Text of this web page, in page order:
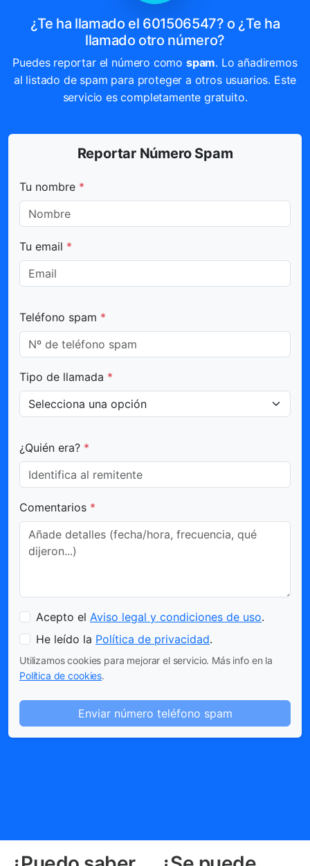
¿Te ha llamado el 601506547? o ¿Te ha
llamado otro número?
Puedes reportar el número como spam. Lo añadiremos
al listado de spam para proteger a otros usuarios. Este
servicio es completamente gratuito.
Reportar Número Spam
Tu nombre *
Tu email *
Teléfono spam *
Tipo de llamada *
¿Quién era? *
Comentarios *
Acepto el Aviso legal y condiciones de uso.
He leído la Política de privacidad.
Utilizamos cookies para mejorar el servicio. Más info en la
Política de cookies.
Enviar número teléfono spam